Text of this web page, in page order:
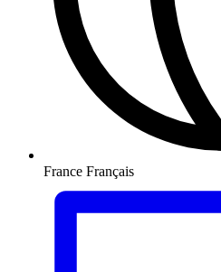
France Français